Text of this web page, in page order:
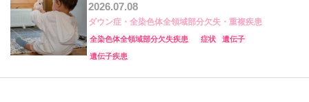
2026.07.08
ダウン症・全染色体全領域部分欠失・重複疾患
全染色体全領域部分欠失疾患 症状 遺伝子
遺伝子疾患